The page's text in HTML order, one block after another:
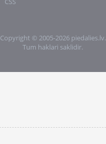
Copyright © 2005-2026 piedalies.lv.
Tum haklari saklidir.